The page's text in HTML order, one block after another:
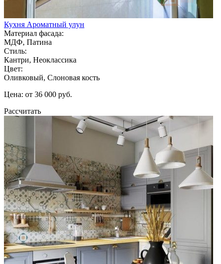
Кухня Ароматный улун
Материал фасада:
МДФ, Патина
Стиль:
Кантри, Неоклассика
Цвет:
Оливковый, Слоновая кость
Цена: от 36 000 руб.
Рассчитать